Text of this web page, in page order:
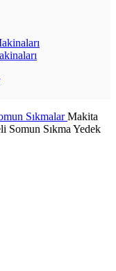
SıkmalarMakita
Somun Sıkma Yedek